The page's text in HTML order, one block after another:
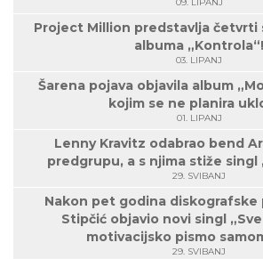
09. LIPANJ
Project Million predstavlja četvrti
albuma „Kontrola“!
03. LIPANJ
Šarena pojava objavila album
kojim se ne planira
01. LIPANJ
Lenny Kravitz odabrao bend
predgrupu, a s njima stiže singl
29. SVIBANJ
Nakon pet godina diskografske
Stipčić objavio novi singl „Sve
motivacijsko pismo
29. SVIBANJ